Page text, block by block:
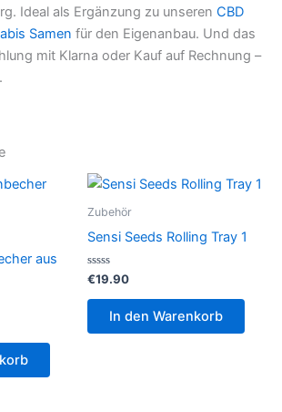
Ideal als Ergänzung zu unseren CBD
Samen für den Eigenanbau. Und das
mit Klarna oder Kauf auf Rechnung –
aus
Zubehör
Sensi Seeds Rolling Tray 1
Bewertet
mit
0
€19.90
In den Warenkorb